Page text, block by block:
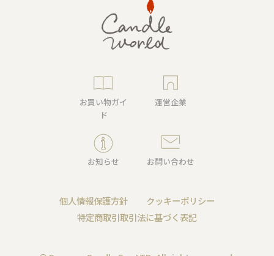
お買い物ガイ
ド
運営企業
お知らせ お問い合わせ
個人情報保護方針
クッキーポリシー
特定商取引取引法に基づく表記